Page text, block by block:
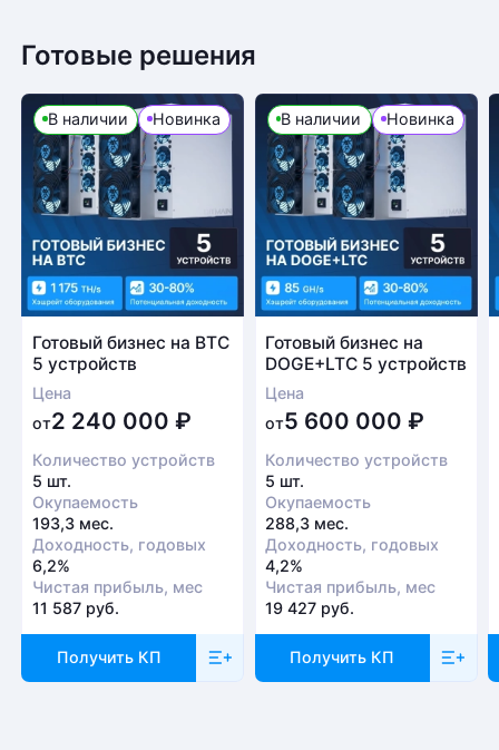
Готовые решения
В наличии Новинка
Готовый бизнес на BTC
5 устройств
Цена
от2 240 000 ₽
Количество устройств
5 шт.
Окупаемость
193,3 мес.
Доходность, годовых
6,2%
Чистая прибыль, мес
11 587 руб.
Получить КП
В наличии Новинка
Готовый бизнес на
DOGE+LTC 5 устройств
Цена
от5 600 000₽
Количество устройств
5 шт.
Окупаемость
288,3 мес.
Доходность, годовых
4,2%
Чистая прибыль, мес
19 427 руб.
Получить КП